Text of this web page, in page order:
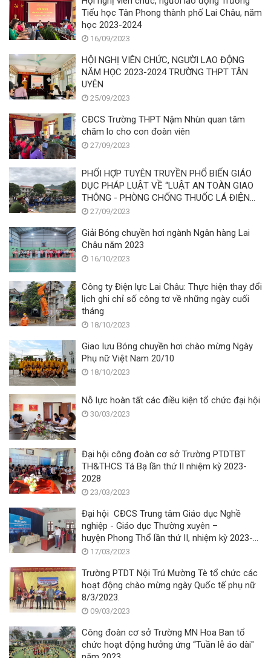
Tiểu học Tân Phong thành phố Lai Châu, năm
học 2023-2024
16/09/2023
HỘI NGHỊ VIÊN CHỨC, NGƯỜI LAO ĐỘNG
NĂM HỌC 2023-2024 TRƯỜNG THPT TÂN
UYÊN
25/09/2023
CĐCS Trường THPT Nậm Nhùn quan tâm
chăm lo cho con đoàn viên
27/09/2023
PHỐI HỢP TUYÊN TRUYỀN PHỔ BIẾN GIÁO
DỤC PHÁP LUẬT VỀ “LUẬT AN TOÀN GIAO
THÔNG - PHÒNG CHỐNG THUỐC LÁ ĐIỆN
TỬ”27/09/2023
Giải Bóng chuyền hơi ngành Ngân hàng Lai
Châu năm 2023
16/10/2023
Công ty Điện lực Lai Châu: Thực hiện thay đổi
lịch ghi chỉ số công tơ về những ngày cuối
tháng
18/10/2023
Giao lưu Bóng chuyền hơi chào mừng Ngày
Phụ nữ Việt Nam 20/10
18/10/2023
Nỗ lực hoàn tất các điều kiện tổ chức đại hội
30/03/2023
Đại hội công đoàn cơ sở Trường PTDTBT
TH&THCS Tá Bạ lần thứ II nhiệm kỳ 2023-
2028
23/03/2023
Đại hội CĐCS Trung tâm Giáo dục Nghề
nghiệp - Giáo dục Thường xuyên –
huyện Phong Thổ lần thứ II, nhiệm kỳ 2023-
2028.
17/03/2023
Trường PTDT Nội Trú Mường Tè tổ chức các
hoạt động chào mừng ngày Quốc tế phụ nữ
8/3/2023.
09/03/2023
Công đoàn cơ sở Trường MN Hoa Ban tổ
chức hoạt động hưởng ứng “Tuần lễ áo dài"